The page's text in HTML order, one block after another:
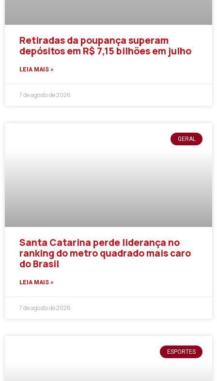
Retiradas da poupança superam
depósitos em R$ 7,15 bilhões em julho
LEIA MAIS »
7 de agosto de 2026
GERAL
Santa Catarina perde liderança no
ranking do metro quadrado mais caro
do Brasil
LEIA MAIS »
7 de agosto de 2026
ESPORTES